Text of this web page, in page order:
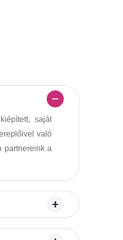
saját
való
partnereink a